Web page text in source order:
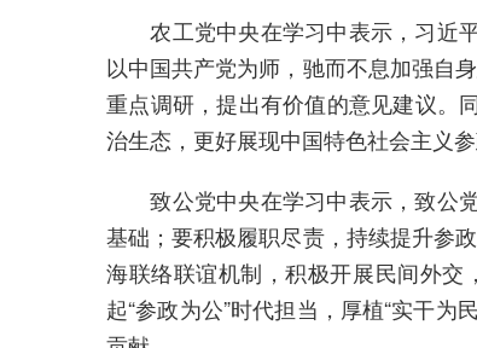
农工党中央在学习中表示，习近平
以中国共产党为师，驰而不息加强自
重点调研，提出有价值的意见建议。
治生态，更好展现中国特色社会主义参
致公党中央在学习中表示，致公党
基础；要积极履职尽责，持续提升参
海联络联谊机制，积极开展民间外
起“参政为公”时代担当，厚植“实干